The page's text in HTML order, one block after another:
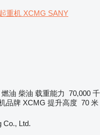
重机 XCMG SANY
燃油 柴油 载重能力 70,000 千
品牌 XCMG 提升高度 70 米
Co., Ltd.